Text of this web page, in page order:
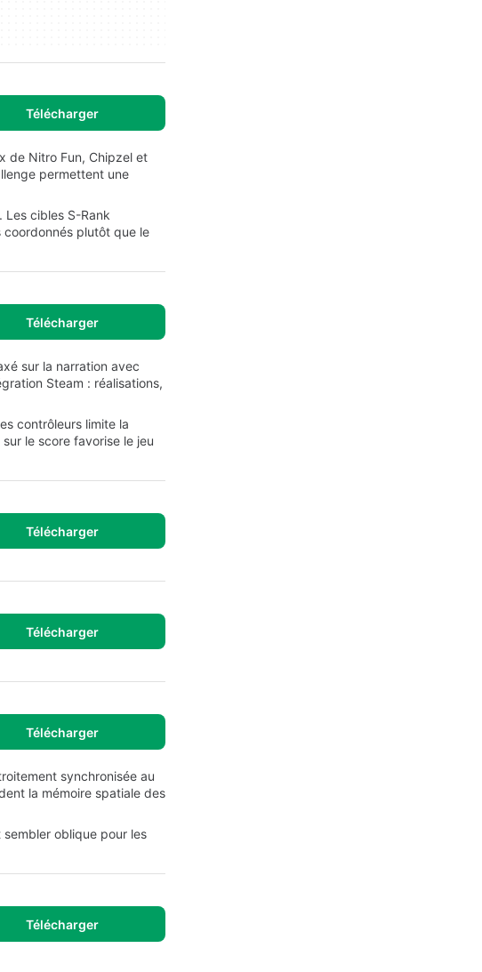
Télécharger
de Nitro Fun, Chipzel et
permettent une
cibles S-Rank
plutôt que le
Télécharger
sur la narration avec
Steam : réalisations,
contrôleurs limite la
le score favorise le jeu
Télécharger
Télécharger
Télécharger
synchronisée au
la mémoire spatiale des
oblique pour les
Télécharger